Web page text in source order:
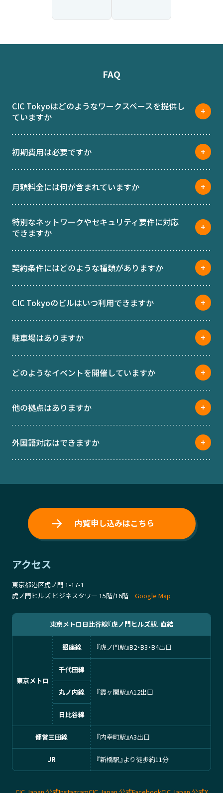
FAQ
CIC Tokyoはどのようなワークスペースを提供し
ていますか
初期費用は必要ですか
月額料金には何が含まれていますか
特別なネットワークやセキュリティ要件に対応
できますか
契約条件にはどのような種類がありますか
CIC Tokyoのビルはいつ利用できますか
駐車場はありますか
どのようなイベントを開催していますか
他の拠点はありますか
外国語対応はできますか
内覧申し込みはこちら
アクセス
東京都港区虎ノ門 1-17-1
虎ノ門ヒルズ ビジネスタワー 15階/16階 Google Map
東京メトロ日比谷線『虎ノ門ヒルズ駅』直結
東京メトロ
銀座線 『虎ノ門駅』B2・B3・B4出口
千代田線
『霞ヶ関駅』A12出口
丸ノ内線
日比谷線
都営三田線 『内幸町駅』A3出口
JR 『新橋駅』より徒歩約11分